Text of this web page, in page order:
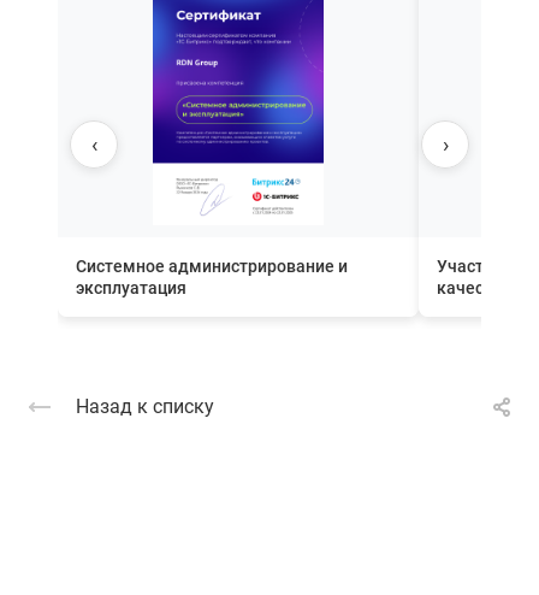
Системное администрирование и
эксплуатация
Участник
качества
‹ ›
Назад к списку